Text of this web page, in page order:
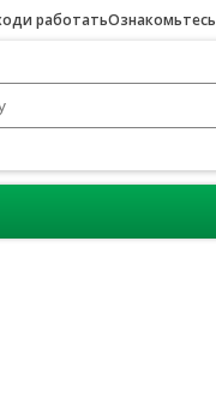
работать